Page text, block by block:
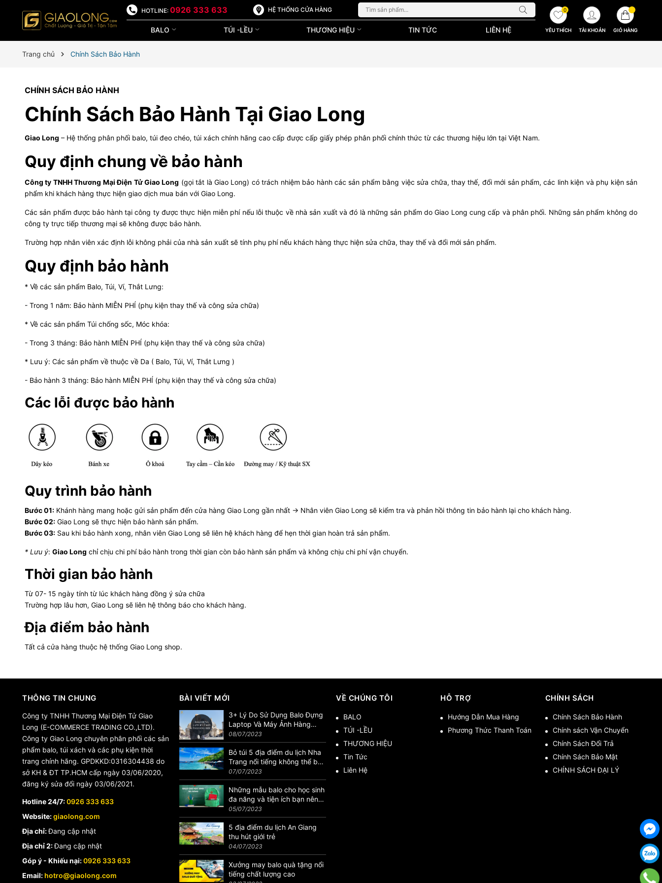
HOTLINE: 0926 333 633 HỆ THỐNG CỬA HÀNG
BALO TÚI -LỀU THƯƠNG HIỆU TIN TỨC LIÊN HỆ YÊU THÍCH
0
TÀI KHOẢN GIỎ HÀNG
Trang chủ Chính Sách Bảo Hành
CHÍNH SÁCH BẢO HÀNH
Chính Sách Bảo Hành Tại Giao Long
Giao Long – Hệ thống phân phối balo, túi đeo chéo, túi xách chính hãng cao cấp được cấp giấy phép phân phối chính thức từ các thương hiệu lớn tại Việt Nam.
Quy định chung về bảo hành
Công ty TNHH Thương Mại Điện Tử Giao Long (gọi tắt là Giao Long) có trách nhiệm bảo hành các sản phẩm bằng việc sửa chữa, thay thế, đổi mới sản phẩm, các linh kiện và phụ kiện sản
phẩm khi khách hàng thực hiện giao dịch mua bán với Giao Long.
Các sản phẩm được bảo hành tại công ty được thực hiện miễn phí nếu lỗi thuộc về nhà sản xuất và đó là những sản phẩm do Giao Long cung cấp và phân phối. Những sản phẩm không do
công ty trực tiếp thương mại sẽ không được bảo hành.
Trường hợp nhân viên xác định lỗi không phải của nhà sản xuất sẽ tính phụ phí nếu khách hàng thực hiện sửa chữa, thay thế và đổi mới sản phẩm.
Quy định bảo hành
* Về các sản phẩm Balo, Túi, Ví, Thắt Lưng:
- Trong 1 năm: Bảo hành MIỄN PHÍ (phụ kiện thay thế và công sửa chữa)
* Về các sản phẩm Túi chống sốc, Móc khóa:
- Trong 3 tháng: Bảo hành MIỄN PHÍ (phụ kiện thay thế và công sửa chữa)
* Lưu ý: Các sản phẩm về thuộc về Da ( Balo, Túi, Ví, Thắt Lưng )
- Bảo hành 3 tháng: Bảo hành MIỄN PHÍ (phụ kiện thay thế và công sửa chữa)
Các lỗi được bảo hành
Quy trình bảo hành
Bước 01: Khánh hàng mang hoặc gửi sản phẩm đến cửa hàng Giao Long gần nhất -> Nhân viên Giao Long sẽ kiểm tra và phản hồi thông tin bảo hành lại cho khách hàng.
Bước 02: Giao Long sẽ thực hiện bảo hành sản phẩm.
Bước 03: Sau khi bảo hành xong, nhân viên Giao Long sẽ liên hệ khách hàng để hẹn thời gian hoàn trả sản phẩm.
* Lưu ý: Giao Long chỉ chịu chi phí bảo hành trong thời gian còn bảo hành sản phẩm và không chịu chi phí vận chuyển.
Thời gian bảo hành
Từ 07- 15 ngày tính từ lúc khách hàng đồng ý sửa chữa
Trường hợp lâu hơn, Giao Long sẽ liên hệ thông báo cho khách hàng.
Địa điểm bảo hành
Tất cả cửa hàng thuộc hệ thống Giao Long shop.
THÔNG TIN CHUNG
Công ty TNHH Thương Mại Điện Tử Giao
Long (E-COMMERCE TRADING CO.,LTD).
Công ty Giao Long chuyên phân phối các sản
phẩm balo, túi xách và các phụ kiện thời
trang chính hãng. GPDKKD:0316304438 do
sở KH & ĐT TP.HCM cấp ngày 03/06/2020,
đăng ký sửa đổi ngày 03/06/2021.
Hotline 24/7:0926 333 633
Website:giaolong.com
Địa chỉ:Đang cập nhật
Địa chỉ 2:Đang cập nhật
Góp ý - Khiếu nại:0926 333 633
Email: hotro@giaolong.com
BÀI VIẾT MỚI
3+ Lý Do Sử Dụng Balo Đựng
Laptop Và Máy Ảnh Hàng
Hiệu
08/07/2023
Bỏ túi 5 địa điểm du lịch Nha
Trang nổi tiếng không thể bỏ
lỡ
07/07/2023
Những mẫu balo cho học sinh
đa năng và tiện ích bạn nên
biết
05/07/2023
5 địa điểm du lịch An Giang
thu hút giới trẻ
04/07/2023
Xưởng may balo quà tặng nổi
tiếng chất lượng cao
VỀ CHÚNG TÔI
BALO
TÚI -LỀU
THƯƠNG HIỆU
Tin Tức
Liên Hệ
HỖ TRỢ
Hướng Dẫn Mua Hàng
Phương Thức Thanh Toán
CHÍNH SÁCH
Chính Sách Bảo Hành
Chính sách Vận Chuyển
Chính Sách Đổi Trả
Chính Sách Bảo Mật
CHÍNH SÁCH ĐẠI LÝ